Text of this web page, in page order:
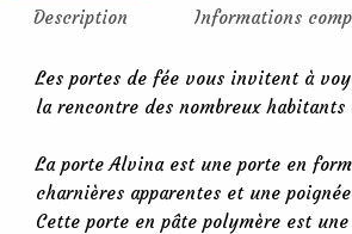
Description Informations
Les portes de fée vous invitent à
la rencontre des nombreux
La porte Alvina est une porte en
charnières apparentes et une
Cette porte en pâte polymère est